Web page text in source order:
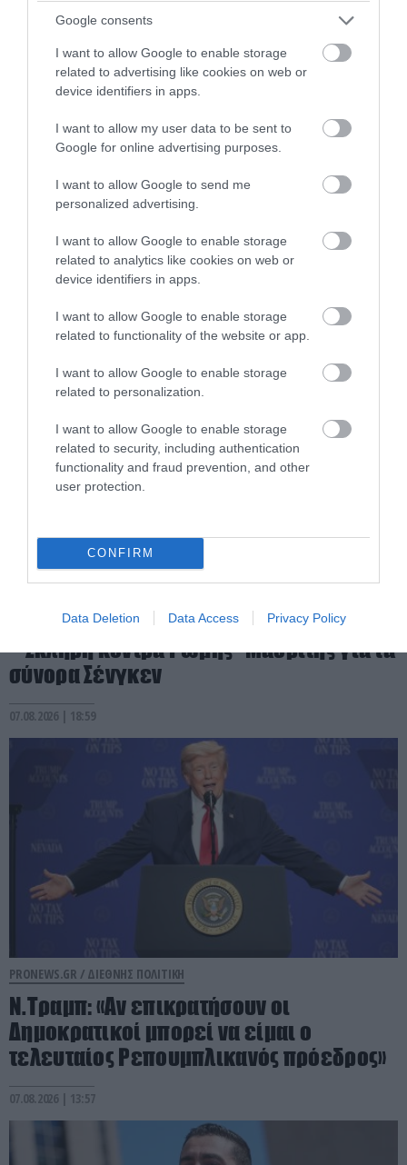
Google consents
I want to allow Google to enable storage
related to advertising like cookies on web or
device identifiers in apps.
I want to allow my user data to be sent to
Google for online advertising purposes.
I want to allow Google to send me
personalized advertising.
I want to allow Google to enable storage
related to analytics like cookies on web or
device identifiers in apps.
I want to allow Google to enable storage
related to functionality of the website or app.
I want to allow Google to enable storage
related to personalization.
I want to allow Google to enable storage
related to security, including authentication
functionality and fraud prevention, and other
user protection.
CONFIRM
Data Deletion Data Access Privacy Policy
PRONEWS.GR /ΔΙΕΘΝΗΣ ΠΟΛΙΤΙΚΗ
ΗΠΑ: Η Γερουσία ενέκρινε νέο πακέτο
κυρώσεων κατά της Ρωσίας
07.08.2026 | 22:23
Τ.Μελόνι «Δεν δεχόμαστε τελεσίγραφα»
– Σκληρή κόντρα Ρώμης–Μαδρίτης για τα
σύνορα Σένγκεν
07.08.2026 | 18:59
PRONEWS.GR / ΔΙΕΘΝΗΣ ΠΟΛΙΤΙΚΗ
Ν.Τραμπ: «Αν επικρατήσουν οι
Δημοκρατικοί μπορεί να είμαι ο
τελευταίος Ρεπουμπλικανός πρόεδρος»
07.08.2026 | 13:57